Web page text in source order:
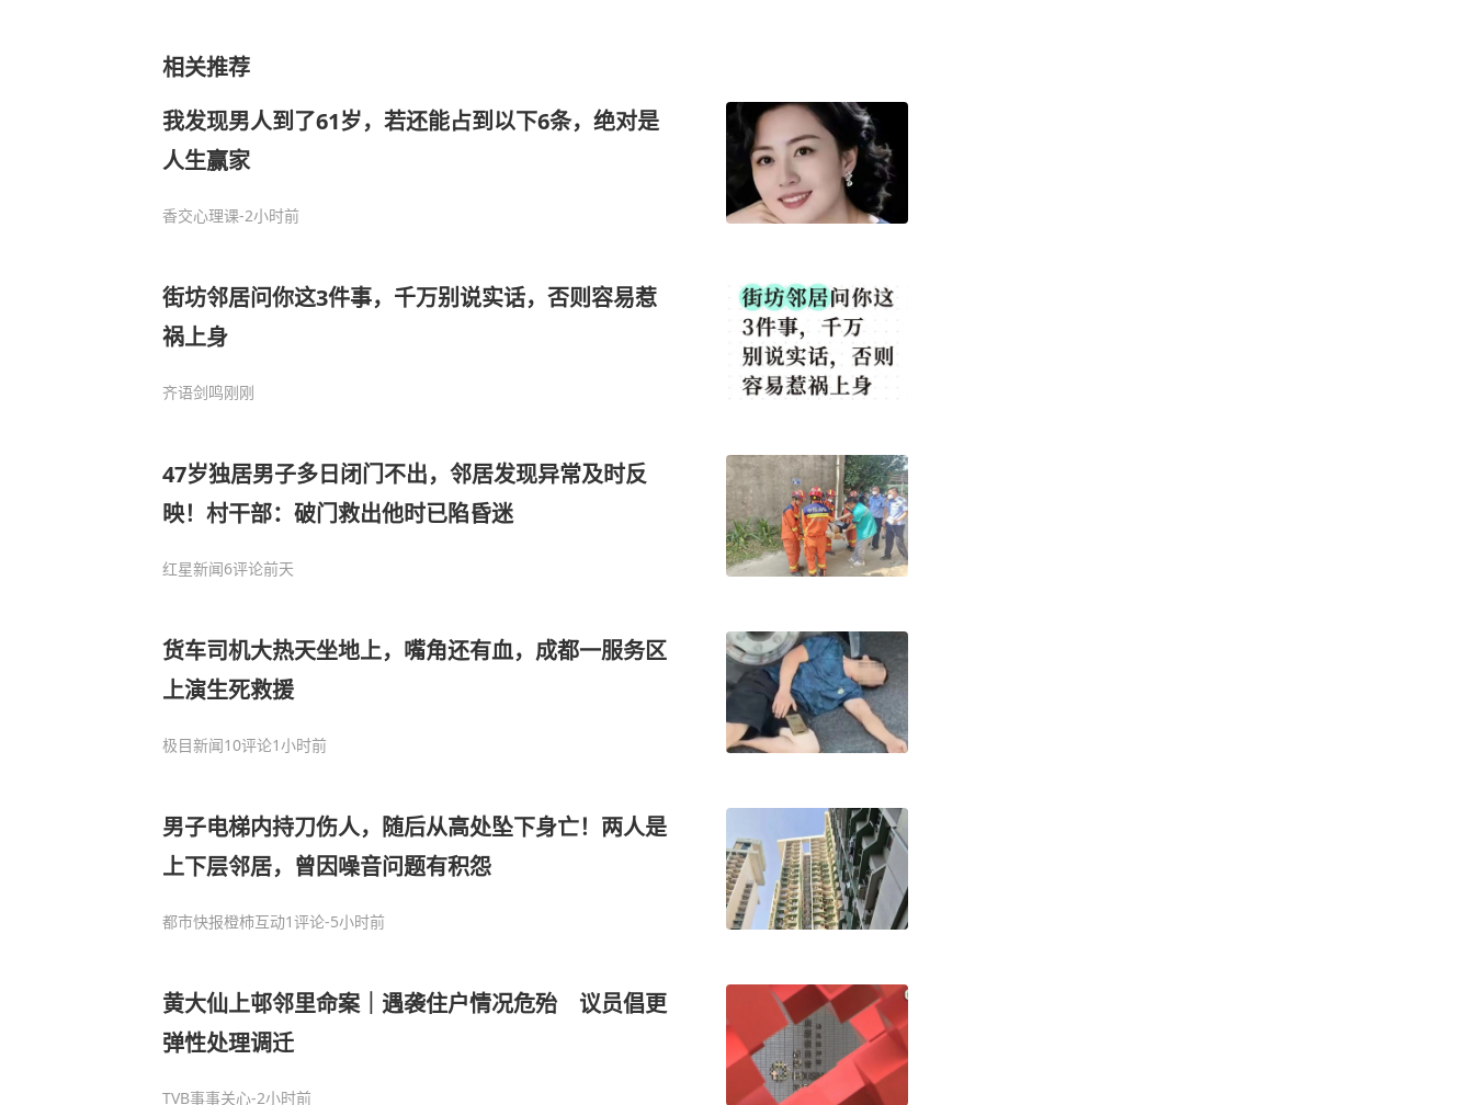
相关推荐
我发现男人到了61岁，若还能占到以下6条，绝对是
人生赢家
香交心理课-2小时前
街坊邻居问你这3件事，千万别说实话，否则容易惹
祸上身
齐语剑鸣刚刚
47岁独居男子多日闭门不出，邻居发现异常及时反
映！村干部：破门救出他时已陷昏迷
红星新闻6评论前天
货车司机大热天坐地上，嘴角还有血，成都一服务区
上演生死救援
极目新闻10评论1小时前
男子电梯内持刀伤人，随后从高处坠下身亡！两人是
上下层邻居，曾因噪音问题有积怨
都市快报橙柿互动1评论-5小时前
黄大仙上邨邻里命案｜遇袭住户情况危殆 议员倡更
弹性处理调迁
TVB事事关心-2小时前